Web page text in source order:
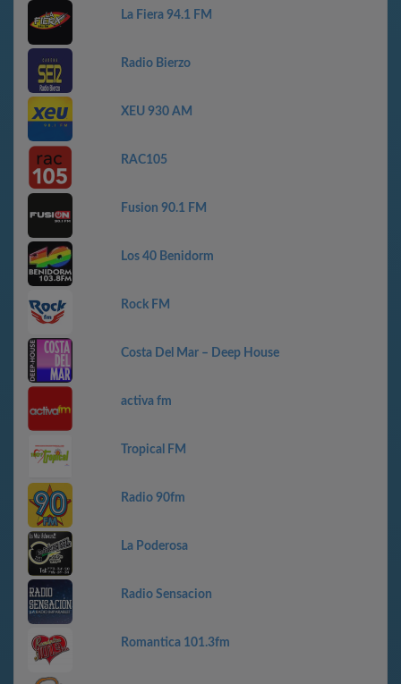
La Fiera 94.1 FM
Radio Bierzo
XEU 930 AM
RAC105
Fusion 90.1 FM
Los 40 Benidorm
Rock FM
Costa Del Mar – Deep House
activa fm
Tropical FM
Radio 90fm
La Poderosa
Radio Sensacion
Romantica 101.3fm